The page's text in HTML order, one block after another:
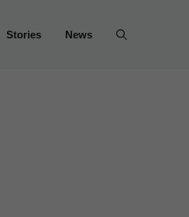
Stories News